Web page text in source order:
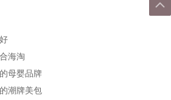
海淘
母婴品牌
潮牌美包